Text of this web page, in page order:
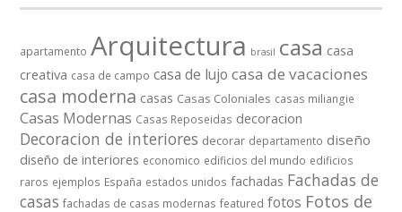
apartamento Arquitectura brasil casa casa
creativa casa de campo casa de lujo casa de vacaciones
casa moderna casas Casas Coloniales casas miliangie
Casas Modernas Casas Reposeidas decoracion
Decoracion de interiores decorar departamento diseño
diseño de interiores economico edificios del mundo edificios
raros ejemplos España estados unidos fachadas Fachadas de
casas fachadas de casas modernas featured fotos Fotos de